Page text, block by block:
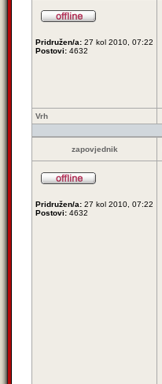
Pridružen/a: 27 kol 2010, 07:22
Postovi: 4632
Vrh
zapovjednik
Pridružen/a: 27 kol 2010, 07:22
Postovi: 4632